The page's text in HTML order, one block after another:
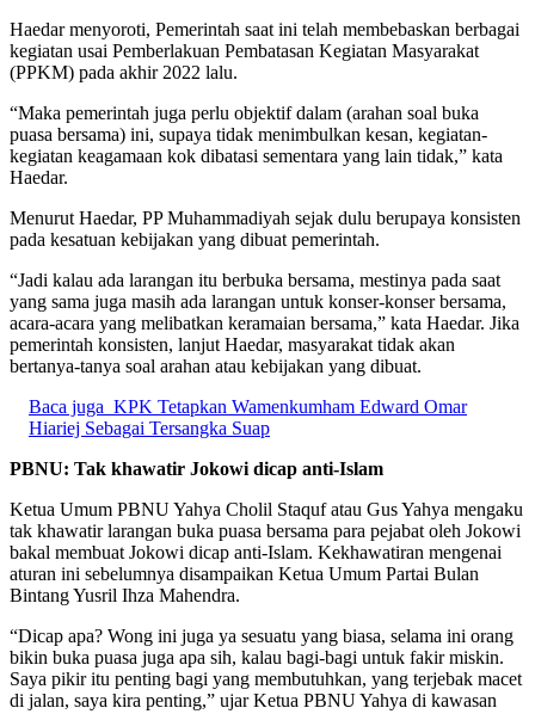
Haedar menyoroti, Pemerintah saat ini telah membebaskan berbagai
kegiatan usai Pemberlakuan Pembatasan Kegiatan Masyarakat
(PPKM) pada akhir 2022 lalu.
“Maka pemerintah juga perlu objektif dalam (arahan soal buka
puasa bersama) ini, supaya tidak menimbulkan kesan, kegiatan-
kegiatan keagamaan kok dibatasi sementara yang lain tidak,” kata
Haedar.
Menurut Haedar, PP Muhammadiyah sejak dulu berupaya konsisten
pada kesatuan kebijakan yang dibuat pemerintah.
“Jadi kalau ada larangan itu berbuka bersama, mestinya pada saat
yang sama juga masih ada larangan untuk konser-konser bersama,
acara-acara yang melibatkan keramaian bersama,” kata Haedar. Jika
pemerintah konsisten, lanjut Haedar, masyarakat tidak akan
bertanya-tanya soal arahan atau kebijakan yang dibuat.
Baca juga KPK Tetapkan Wamenkumham Edward Omar
Hiariej Sebagai Tersangka Suap
PBNU: Tak khawatir Jokowi dicap anti-Islam
Ketua Umum PBNU Yahya Cholil Staquf atau Gus Yahya mengaku
tak khawatir larangan buka puasa bersama para pejabat oleh Jokowi
bakal membuat Jokowi dicap anti-Islam. Kekhawatiran mengenai
aturan ini sebelumnya disampaikan Ketua Umum Partai Bulan
Bintang Yusril Ihza Mahendra.
“Dicap apa? Wong ini juga ya sesuatu yang biasa, selama ini orang
bikin buka puasa juga apa sih, kalau bagi-bagi untuk fakir miskin.
Saya pikir itu penting bagi yang membutuhkan, yang terjebak macet
di jalan, saya kira penting,” ujar Ketua PBNU Yahya di kawasan